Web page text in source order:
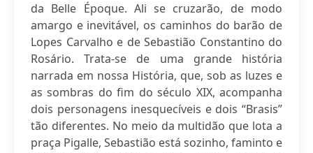
da Belle Époque. Ali se cruzarão, de modo
amargo e inevitável, os caminhos do barão de
Lopes Carvalho e de Sebastião Constantino do
Rosário. Trata-se de uma grande história
narrada em nossa História, que, sob as luzes e
as sombras do fim do século XIX, acompanha
dois personagens inesquecíveis e dois “Brasis”
tão diferentes. No meio da multidão que lota a
praça Pigalle, Sebastião está sozinho, faminto e